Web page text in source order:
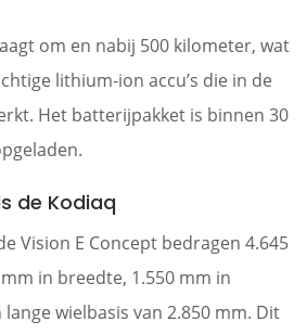
om en nabij 500 kilometer, wat
lithium-ion accu’s die in de
Het batterijpakket is binnen 30
de Kodiaq
Vision E Concept bedragen 4.645
in breedte, 1.550 mm in
wielbasis van 2.850 mm. Dit